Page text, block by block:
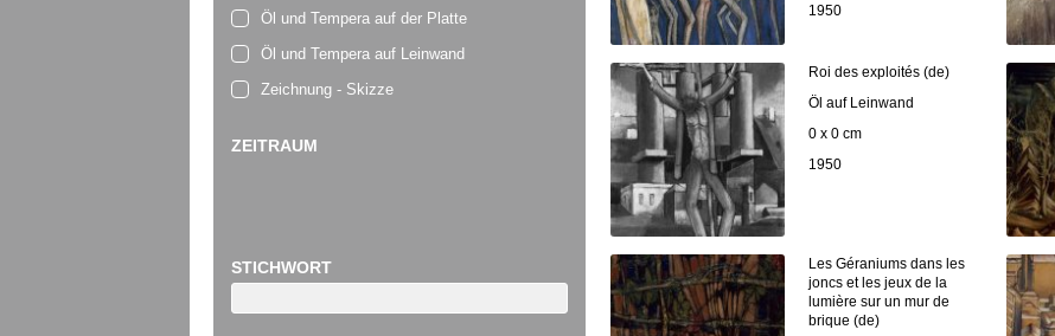
Öl und Tempera auf der Platte
Öl und Tempera auf Leinwand
Zeichnung - Skizze
ZEITRAUM
STICHWORT
1950
Roi des exploités (de)
Öl auf Leinwand
0 x 0 cm
1950
Les Géraniums dans les
joncs et les jeux de la
lumière sur un mur de
brique (de)